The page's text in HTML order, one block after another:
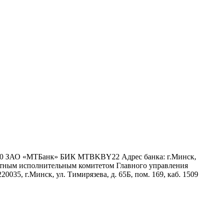
ЗАО «МТБанк» БИК MTBKBY22 Адрес банка: г.Минск,
исполнительным комитетом Главного управления
г.Минск, ул. Тимирязева, д. 65Б, пом. 169, каб. 1509